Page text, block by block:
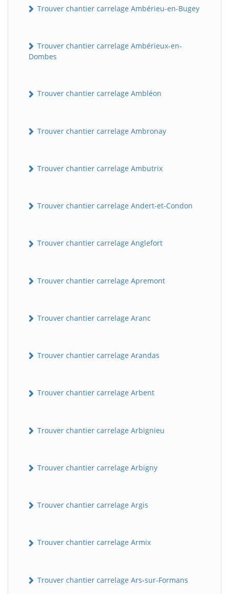
Trouver chantier carrelage Ambérieu-en-Bugey
Trouver chantier carrelage Ambérieux-en-
Dombes
Trouver chantier carrelage Ambléon
Trouver chantier carrelage Ambronay
Trouver chantier carrelage Ambutrix
Trouver chantier carrelage Andert-et-Condon
Trouver chantier carrelage Anglefort
Trouver chantier carrelage Apremont
Trouver chantier carrelage Aranc
Trouver chantier carrelage Arandas
Trouver chantier carrelage Arbent
Trouver chantier carrelage Arbignieu
Trouver chantier carrelage Arbigny
Trouver chantier carrelage Argis
Trouver chantier carrelage Armix
Trouver chantier carrelage Ars-sur-Formans